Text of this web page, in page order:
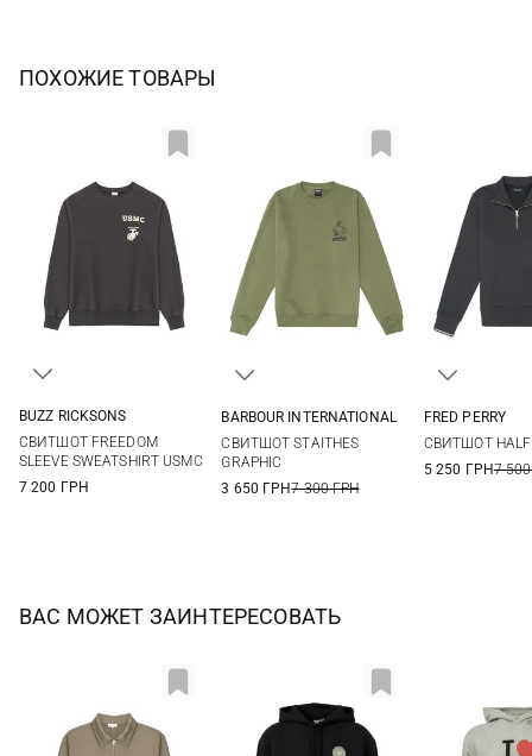
ПОХОЖИЕ ТОВАРЫ
BUZZ RICKSONS
СВИТШОТ FREEDOM
SLEEVE SWEATSHIRT USMC
7 200 ГРН
3XL
BARBOUR INTERNATIONAL
СВИТШОТ STAITHES
GRAPHIC
3 650 ГРН7 300 ГРН
FRED PERRY
СВИТШОТ HALF
5 250 ГРН7
ВАС МОЖЕТ ЗАИНТЕРЕСОВАТЬ